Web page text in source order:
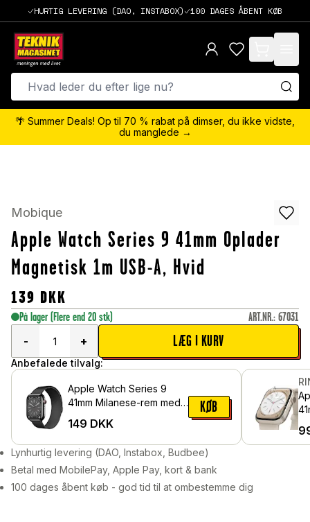
HURTIG LEVERING (DAO, INSTABOX) 100 DAGES ÅBENT KØB
items in cart,
🌴 Summer Deals! Op til 70 % rabat på dimser, du ikke vidste,
du manglede →
Mobique
Apple Watch Series 9 41mm Oplader
Magnetisk 1m USB-A, Hvid
139 DKK
På lager (Flere end 20 stk) ART.NR.: 67031
-
+ LÆG I KURV
Anbefalede tilvalg:
Apple Watch Series 9
41mm Milanese-rem med
149 DKK
KØB
Lynhurtig levering (DAO, Instabox, Budbee)
Betal med MobilePay, Apple Pay, kort & bank
100 dages åbent køb - god tid til at ombestemme dig